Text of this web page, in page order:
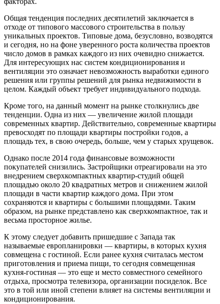
Общая тенденция последних десятилетий заключается в
отходе от типового массового строительства в пользу
уникальных проектов. Типовые дома, безусловно, возводятся
и сегодня, но на фоне уверенного роста количества проектов
число домов в рамках каждого из них очевидно снижается.
Для интересующих нас систем кондиционирования и
вентиляции это означает невозможность выработки единого
решения или группы решений для рынка недвижимости в
целом. Каждый объект требует индивидуального подхода.
Кроме того, на данный момент на рынке столкнулись две
тенденции. Одна из них — увеличение жилой площади
современных квартир. Действительно, современные квартиры
превосходят по площади квартиры постройки годов, а
площадь тех, в свою очередь, больше, чем у старых хрущевок.
Однако после 2014 года финансовые возможности
покупателей снизились. Застройщики отреагировали на это
внедрением сверхкомпактных квартир-студий общей
площадью около 20 квадратных метров и снижением жилой
площади в части квартир каждого дома. При этом
сохраняются и квартиры с большими площадями. Таким
образом, на рынке представлено как сверхкомпактное, так и
весьма просторное жилье.
К этому следует добавить пришедшие с Запада так
называемые европланировки — квартиры, в которых кухня
совмещена с гостиной. Если ранее кухня считалась местом
приготовления и приема пищи, то сегодня совмещенная
кухня-гостиная — это еще и место совместного семейного
отдыха, просмотра телевизора, организации посиделок. Все
это в той или иной степени влияет на системы вентиляции и
кондиционирования.